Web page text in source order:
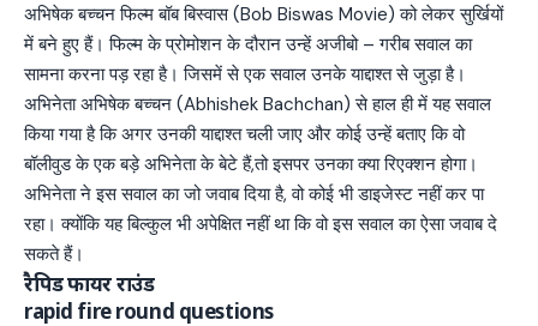
अभिषेक बच्चन फिल्म बॉब बिस्वास (Bob Biswas Movie) को लेकर सुर्खियों
में बने हुए हैं। फिल्म के प्रोमोशन के दौरान उन्हें अजीबो – गरीब सवाल का
सामना करना पड़ रहा है। जिसमें से एक सवाल उनके याद्दाश्त से जुड़ा है।
अभिनेता अभिषेक बच्चन (Abhishek Bachchan) से हाल ही में यह सवाल
किया गया है कि अगर उनकी याद्दाश्त चली जाए और कोई उन्हें बताए कि वो
बॉलीवुड के एक बड़े अभिनेता के बेटे हैं,तो इसपर उनका क्या रिएक्शन होगा।
अभिनेता ने इस सवाल का जो जवाब दिया है, वो कोई भी डाइजेस्ट नहीं कर पा
रहा। क्योंकि यह बिल्कुल भी अपेक्षित नहीं था कि वो इस सवाल का ऐसा जवाब दे
सकते हैं।
रैपिड फायर राउंड
rapid fire round questions